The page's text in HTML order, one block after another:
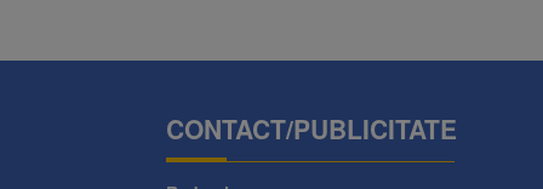
CONTACT/PUBLICITATE